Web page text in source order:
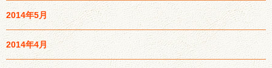
2014年5月
2014年4月